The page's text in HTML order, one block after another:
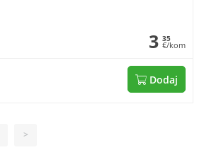
3 35
€/kom
Dodaj
>